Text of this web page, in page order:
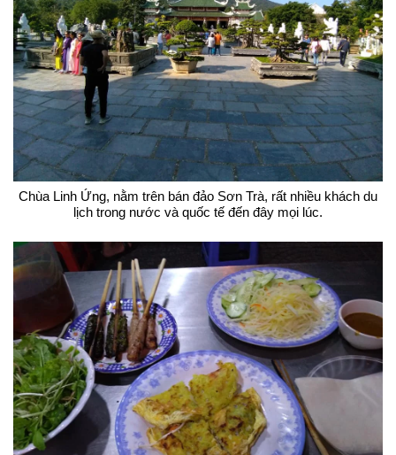
Chùa Linh Ứng, nằm trên bán đảo Sơn Trà, rất nhiều khách du
lịch trong nước và quốc tế đến đây mọi lúc.